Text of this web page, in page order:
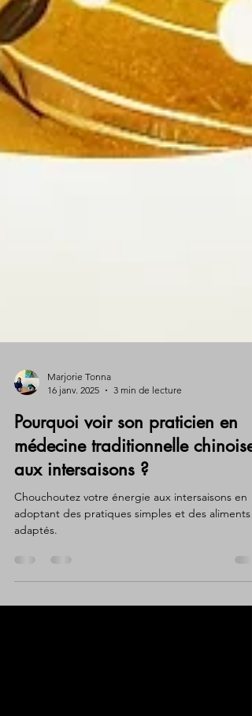
Marjorie Tonna
16 janv. 2025
3 min de lecture
Pourquoi voir son praticien en
médecine traditionnelle chinoise
aux intersaisons ?
Chouchoutez votre énergie aux intersaisons en
adoptant des pratiques simples et des aliments